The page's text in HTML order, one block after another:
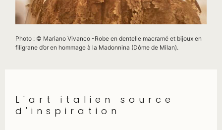
Photo : © Mariano Vivanco -Robe en dentelle macramé et bijoux en
filigrane d’or en hommage à la Madonnina (Dôme de Milan).
L'art italien source
d'inspiration